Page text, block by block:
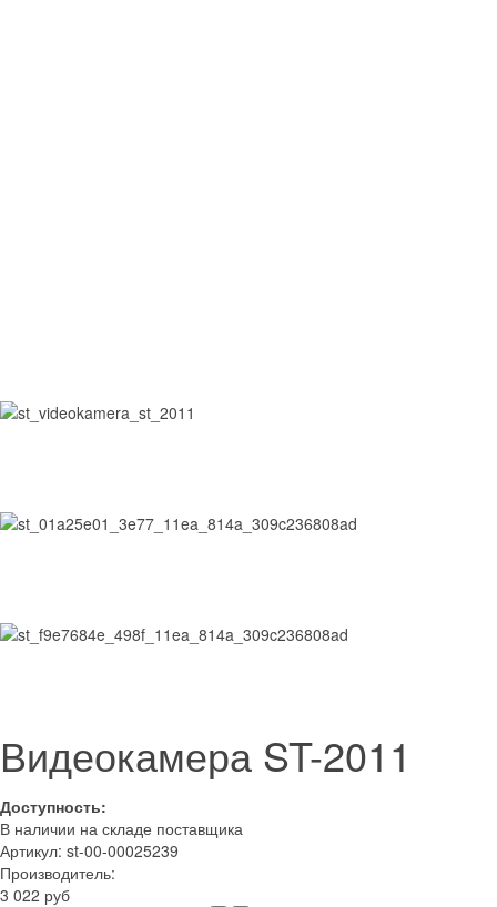
Видеокамера ST-2011
Доступность:
В наличии на складе поставщика
Артикул: st-00-00025239
Производитель:
3 022 руб